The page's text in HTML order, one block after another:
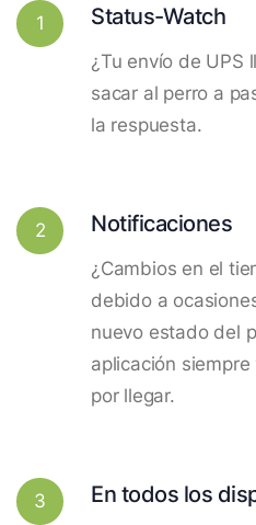
1 Status-Watch
¿Tu envío de UPS
sacar al perro a
la respuesta.
2 Notificaciones
¿Cambios en el
debido a
nuevo estado del
aplicación
por llegar.
3 En todos los